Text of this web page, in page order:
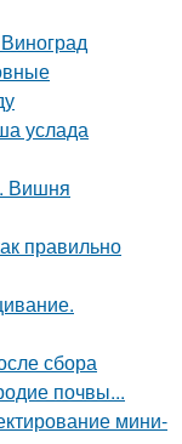
услада
Вишня
правильно
сбора
почвы...
мини-